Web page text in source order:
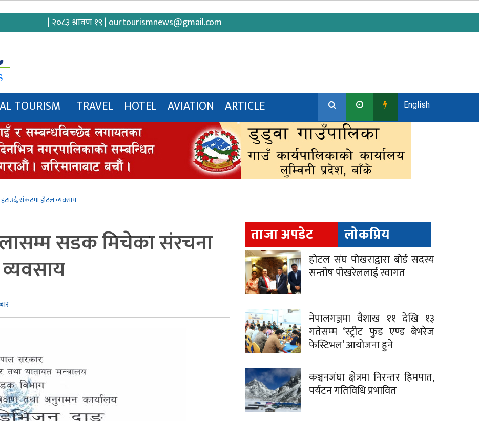
| २०८३ श्रावण १९ | ourtourismnews@gmail.com
TOURISM TRAVEL HOTEL AVIATION
ARTICLE
English
संकटमा होटल व्यवसाय
सडक मिचेका संरचना ताजा अपडेट लोकप्रिय
होटल संघ पोखराद्वारा बोर्ड सदस्य
सन्तोष पोखरेललाई स्वागत
नेपालगञ्जमा वैशाख ११ देखि १३
गतेसम्म ‘स्ट्रीट फुड एण्ड बेभरेज
फेस्टिभल’ आयोजना हुने
कञ्चनजंघा क्षेत्रमा निरन्तर हिमपात,
पर्यटन गतिविधि प्रभावित